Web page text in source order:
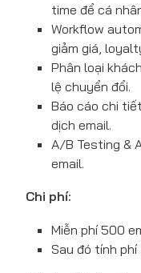
time để cá
Workflow
giảm giá,
Phân loại
lệ chuyển đổi.
Báo cáo chi
dịch email.
A/B Testing &
email.
Chi phí:
Miễn phí 500
Sau đó tính